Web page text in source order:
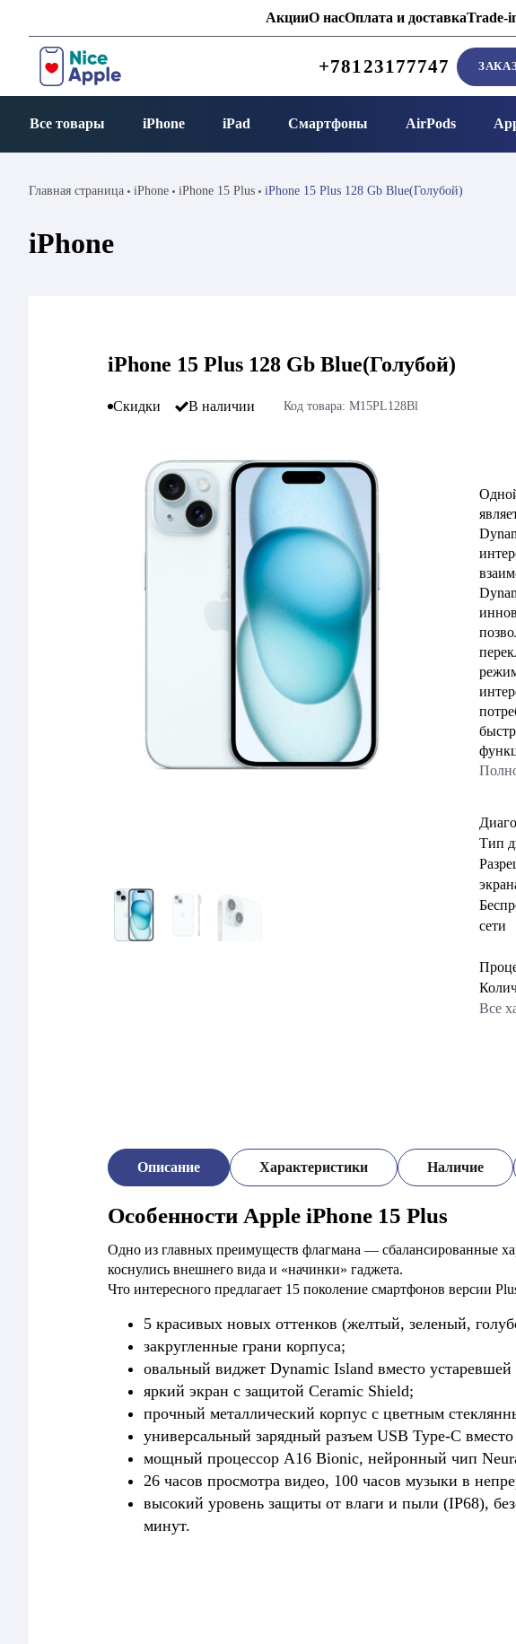
АкцииО насОплата и доставкаTrade-
+78123177747
Все товары iPhone iPad Смартфоны AirPods
Главная страница iPhone iPhone 15 Plus iPhone 15 Plus 128 Gb Blue(Голубой)
iPhone
iPhone 15 Plus 128 Gb Blue(Голубой)
Скидки В наличии Код товара: M15PL128Bl
Тип
сети
Все
Описание Характеристики Наличие
Особенности Apple iPhone 15 Plus
Одно из главных преимуществ флагмана — сбалансированные
коснулись внешнего вида и «начинки» гаджета.
Что интересного предлагает 15 поколение смартфонов версии
5 красивых новых оттенков (желтый, зеленый,
закругленные грани корпуса;
овальный виджет Dynamic Island вместо устаревшей
яркий экран с защитой Ceramic Shield;
прочный металлический корпус с цветным
универсальный зарядный разъем USB Type-C
мощный процессор A16 Bionic, нейронный чип
26 часов просмотра видео, 100 часов музыки в
высокий уровень защиты от влаги и пыли (IP68),
минут.